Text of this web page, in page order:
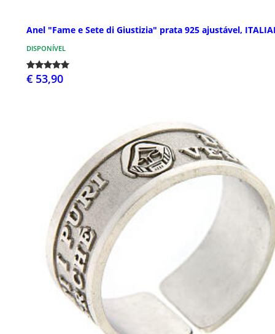
Anel "Fame e Sete di Giustizia" prata 925 ajustável,
DISPONÍVEL
€ 53,90